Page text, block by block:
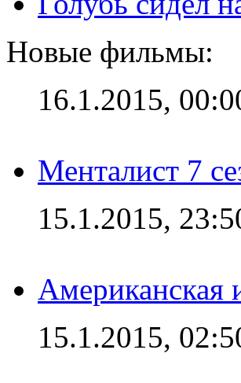
Новые фильмы:
16.1.2015,
Менталист 7
15.1.2015,
Американская
15.1.2015,